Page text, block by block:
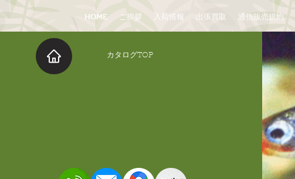
HOME ご挨拶 入荷情報 出張買取 通信販売規約
​カタログTOP